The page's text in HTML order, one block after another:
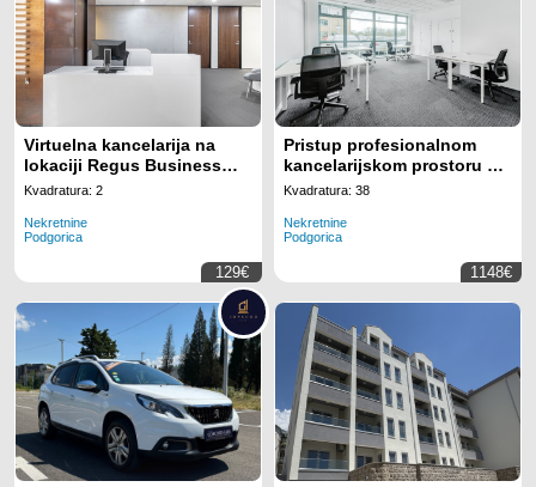
Virtuelna kancelarija na
lokaciji Regus Business
Tower Montenegro
Kvadratura: 2
Nekretnine
Podgorica
129€
Pristup profesionalnom
kancelarijskom prostoru sa
svim uključenim sadržajima
Regus Business Tower
Montenegro
Kvadratura: 38
Nekretnine
Podgorica
1148€